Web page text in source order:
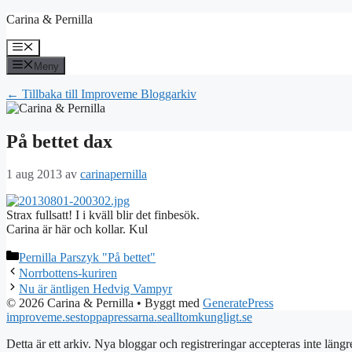
Hoppa
innehåll
Carina & Pernilla
Meny
Meny
← Tillbaka till Improveme Bloggarkiv
På bettet dax
1 aug 2013 av carinapernilla
Strax fullsatt! I i kväll blir det finbesök.
Carina är här och kollar. Kul
Kategorier
Pernilla Parszyk "På bettet"
Norrbottens-kuriren
Nu är äntligen Hedvig Vampyr
© 2026 Carina & Pernilla • Byggt med GeneratePress
improveme.sestoppapressarna.sealltomkungligt.se
Detta är ett arkiv. Nya bloggar och registreringar accepteras inte